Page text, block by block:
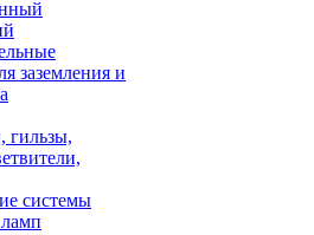
заземления и
гильзы,
системы